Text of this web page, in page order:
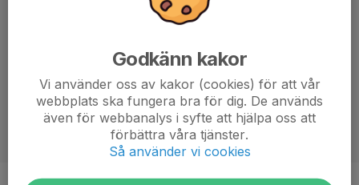
Godkänn kakor
Vi använder oss av kakor (cookies) för att vår
webbplats ska fungera bra för dig. De används
även för webbanalys i syfte att hjälpa oss att
förbättra våra tjänster.
Så använder vi cookies